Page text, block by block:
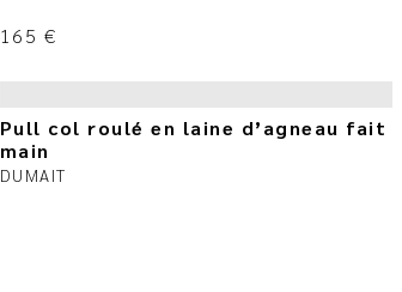
165 €
Pull col roulé en laine d’agneau fait
main
DUMAIT